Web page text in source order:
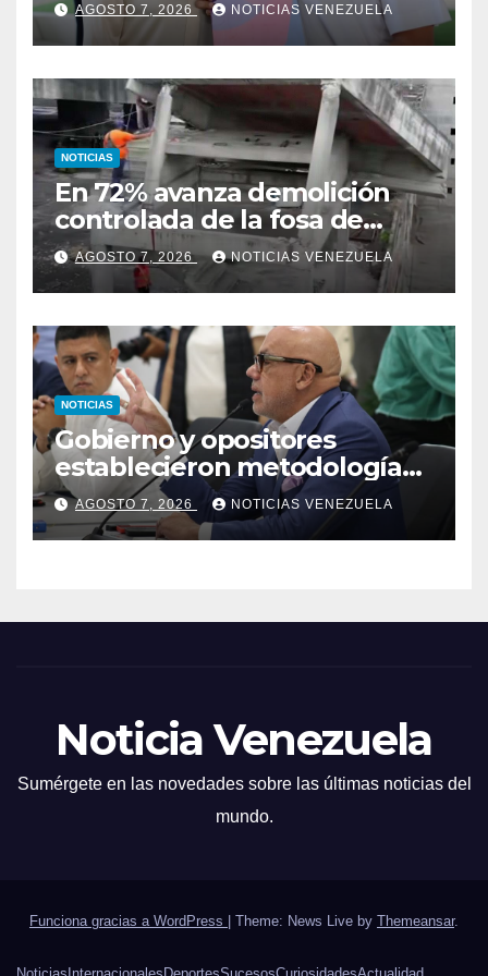
AGOSTO 7, 2026 NOTICIAS VENEZUELA
NOTICIAS
En 72% avanza demolición
controlada de la fosa de
ascensores en la Torre de
David
AGOSTO 7, 2026 NOTICIAS VENEZUELA
NOTICIAS
Gobierno y opositores
establecieron metodología
para el proceso de diálogo en
Venezuela
AGOSTO 7, 2026 NOTICIAS VENEZUELA
Noticia Venezuela
Sumérgete en las novedades sobre las últimas noticias del
mundo.
Funciona gracias a WordPress Theme: News Live by Themeansar.